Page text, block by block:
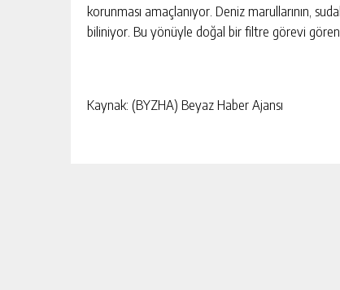
korunması amaçlanıyor. Deniz marullarının,
biliniyor. Bu yönüyle doğal bir filtre görevi
Kaynak: (BYZHA) Beyaz Haber Ajansı